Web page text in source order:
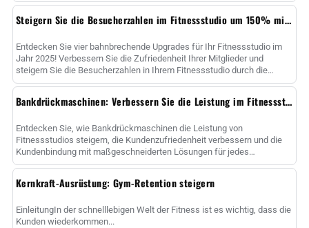
Steigern Sie die Besucherzahlen im Fitnessstudio um 150% mit 4 Upgrades für Bankdrücken
Entdecken Sie vier bahnbrechende Upgrades für Ihr Fitnessstudio im
Jahr 2025! Verbessern Sie die Zufriedenheit Ihrer Mitglieder und
steigern Sie die Besucherzahlen in Ihrem Fitnessstudio durch die
Investition in intelligente Bänke, High-Qua......
Bankdrückmaschinen: Verbessern Sie die Leistung im Fitnessstudio
Entdecken Sie, wie Bankdrückmaschinen die Leistung von
Fitnessstudios steigern, die Kundenzufriedenheit verbessern und die
Kundenbindung mit maßgeschneiderten Lösungen für jedes
Fitnessniveau erhöhen können....
Kernkraft-Ausrüstung: Gym-Retention steigern
EinleitungIn der schnelllebigen Welt der Fitness ist es wichtig, dass die
Kunden wiederkommen...